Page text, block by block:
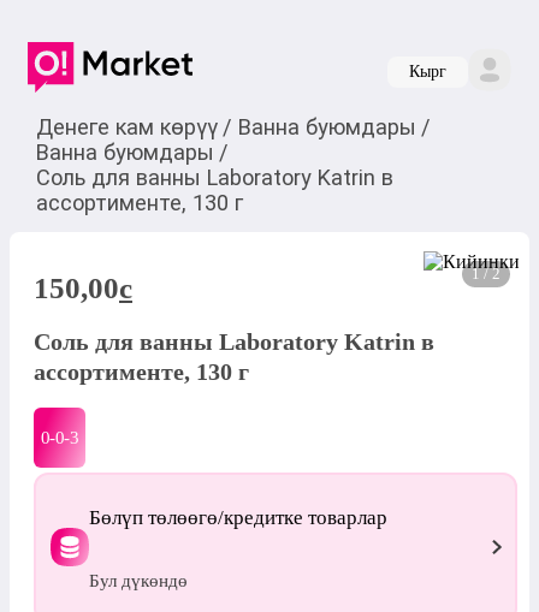
Кырг
Денеге кам көрүү / Ванна буюмдары /
Ванна буюмдары /
Соль для ванны Laboratory Katrin в
ассортименте, 130 г
1 / 2
150,00c
Соль для ванны Laboratory Katrin в
ассортименте, 130 г
0-0-3
Бөлүп төлөөгө/кредитке товарлар
Бул дүкөндө